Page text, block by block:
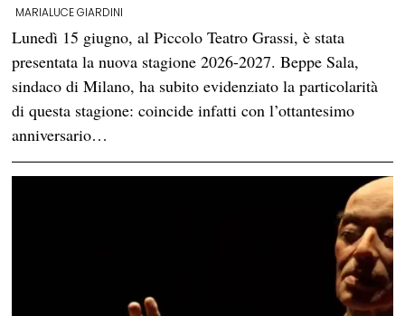
MARIALUCE GIARDINI
Lunedì 15 giugno, al Piccolo Teatro Grassi, è stata
presentata la nuova stagione 2026-2027. Beppe Sala,
sindaco di Milano, ha subito evidenziato la particolarità
di questa stagione: coincide infatti con l’ottantesimo
anniversario…